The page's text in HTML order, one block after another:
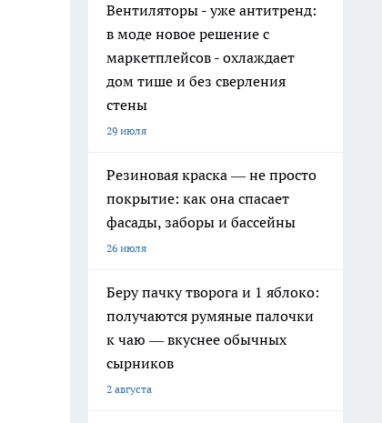
Вентиляторы - уже антитренд:
в моде новое решение с
маркетплейсов - охлаждает
дом тише и без сверления
стены
29 июля
Резиновая краска — не просто
покрытие: как она спасает
фасады, заборы и бассейны
26 июля
Беру пачку творога и 1 яблоко:
получаются румяные палочки
к чаю — вкуснее обычных
сырников
2 августа